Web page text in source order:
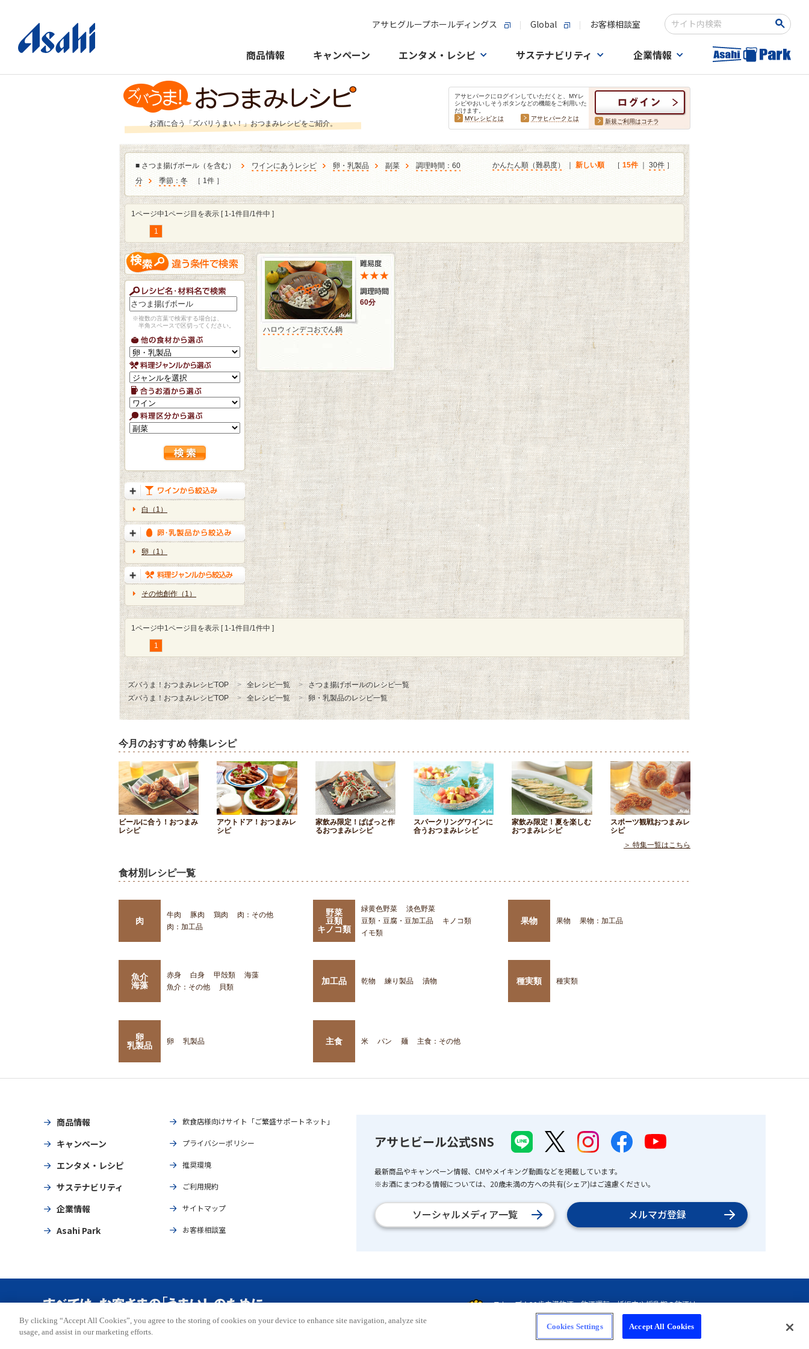
アサヒグループホールディングス Global お客様相談室
検索キーワード入力
商品情報 キャンペーン エンタメ・レシピ サステナビリティ 企業情報
お酒に合う「ズバリうまい！」おつまみレシピをご紹介。
アサヒパークにログインしていただくと、MYレ
シピやおいしそうボタンなどの機能をご利用いた
だけます。
MYレシピとは
アサヒパークとは 新規ご利用はコチラ
■ さつま揚げボール（を含む） ワインにあうレシピ 卵・乳製品 副菜
調理時間：60
分
季節：冬 ［ 1件 ］
かんたん順（難易度） 新しい順 ［ 15件｜ 30件 ］
1ページ中1ページ目を表示 [ 1-1件目/1件中 ]
1
※複数の言葉で検索する場合は、
半角スペースで区切ってください。
白（1）
卵（1）
その他創作（1）
60分
ハロウィンデコおでん鍋
1ページ中1ページ目を表示 [ 1-1件目/1件中 ]
1
ズバうま！おつまみレシピTOP 全レシピ一覧
さつま揚げボールのレシピ一覧
ズバうま！おつまみレシピTOP
全レシピ一覧 卵・乳製品のレシピ一覧
今月のおすすめ 特集レシピ
ビールに合う！おつまみ
レシピ
アウトドア！おつまみレ
シピ
家飲み限定！ぱぱっと作
るおつまみレシピ
スパークリングワインに
合うおつまみレシピ
家飲み限定！夏を楽しむ
おつまみレシピ
スポーツ観戦おつまみレ
シピ
＞ 特集一覧はこちら
食材別レシピ一覧
肉
牛肉 豚肉 鶏肉
肉：その他
肉：加工品
野菜
豆類
キノコ類
緑黄色野菜
淡色野菜
豆類・豆腐・豆加工品
キノコ類
イモ類
果物 果物 果物：加工品
魚介
海藻
赤身 白身 甲殻類
海藻
魚介：その他
貝類
加工品 乾物 練り製品 漬物 種実類 種実類
卵
乳製品
卵 乳製品 主食 米 パン 麺 主食：その他
商品情報
キャンペーン
エンタメ・レシピ
サステナビリティ
企業情報
Asahi Park
飲食店様向けサイト「ご繁盛サポートネット」
プライバシーポリシー
推奨環境
ご利用規約
サイトマップ
お客様相談室
アサヒビール公式SNS
最新商品やキャンペーン情報、CMやメイキング動画などを掲載しています。
※お酒にまつわる情報については、20歳未満の方への共有(シェア)はご遠慮ください。
ソーシャルメディア一覧 メルマガ登録
Copyright © ASAHI BREWERIES, LTD. All rights reserved.
By clicking “Accept All Cookies”, you agree to the storing of cookies on your device to enhance site navigation, analyze site
usage, and assist in our marketing efforts.
Cookies Settings Accept All Cookies